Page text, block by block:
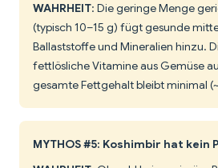
WAHRHEIT: Die geringe Menge
(typisch 10–15 g) fügt gesunde
Ballaststoffe und Mineralien hinzu.
fettlösliche Vitamine aus Gemüse
gesamte Fettgehalt bleibt minimal
MYTHOS #5: Koshimbir hat kein